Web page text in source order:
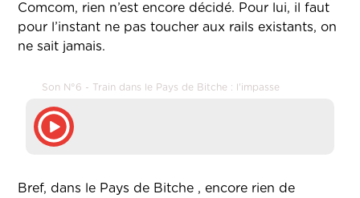
Comcom, rien n’est encore décidé. Pour lui, il faut
pour l’instant ne pas toucher aux rails existants, on
ne sait jamais.
Son N°6 - Train dans le Pays de Bitche : l'impasse
Bref, dans le Pays de Bitche , encore rien de